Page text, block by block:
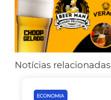
Notícias relacionadas
ECONOMIA